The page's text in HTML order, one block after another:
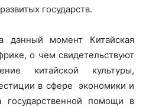
государств.
данный момент Китайская
о чем свидетельствуют
китайской культуры,
в сфере экономики и
государственной помощи в